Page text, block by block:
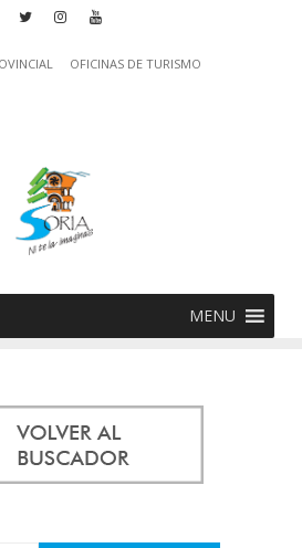
OFICINAS DE TURISMO
MENU